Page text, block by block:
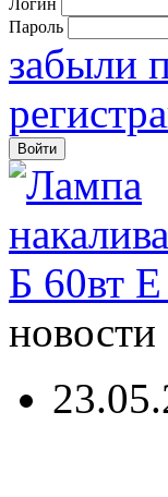
Логин
Пароль
забыли
новости